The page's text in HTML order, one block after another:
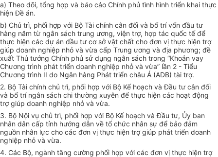
a) Theo dõi, tổng hợp và báo cáo Chính phủ tình hình triển khai thực
hiện Đề án.
b) Chủ trì, phối hợp với Bộ Tài chính cân đối và bố trí vốn đầu tư
hàng năm từ ngân sách trung ương, viện trợ, hợp tác quốc tế để
thực hiện các dự án đầu tư cơ sở vật chất cho đơn vị thực hiện trợ
giúp doanh nghiệp nhỏ và vừa cấp Trung ương và địa phương; đề
xuất Thủ tướng Chính phủ sử dụng ngân sách trong “Khoản vay
Chương trình phát triển doanh nghiệp nhỏ và vừa” lần 2 - Tiểu
Chương trình II do Ngân hàng Phát triển châu Á (ADB) tài trợ.
2. Bộ Tài chính chủ trì, phối hợp với Bộ Kế hoạch và Đầu tư cân đối
và bố trí ngân sách chi thường xuyên để thực hiện các hoạt động
trợ giúp doanh nghiệp nhỏ và vừa.
3. Bộ Nội vụ chủ trì, phối hợp với Bộ Kế hoạch và Đầu tư, Ủy ban
nhân dân cấp tỉnh hướng dẫn về tổ chức nhân sự để bảo đảm
nguồn nhân lực cho các đơn vị thực hiện trợ giúp phát triển doanh
nghiệp nhỏ và vừa.
4. Các Bộ, ngành tăng cường phối hợp với các đơn vị thực hiện trợ